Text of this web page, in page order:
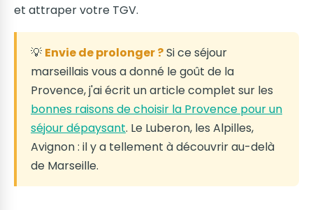
et attraper votre TGV.
💡 Envie de prolonger ?Si ce séjour
marseillais vous a donné le goût de la
Provence, j'ai écrit un article complet sur les
bonnes raisons de choisir la Provence pour un
séjour dépaysant. Le Luberon, les Alpilles,
Avignon : il y a tellement à découvrir au-delà
de Marseille.